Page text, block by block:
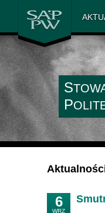
SAiP PW
S
P
6
WRZ